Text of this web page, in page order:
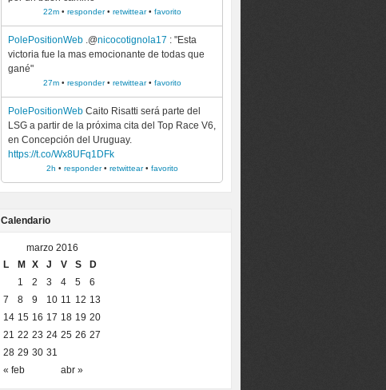
22m• responder• retwittear• favorito
PolePositionWeb .@nicocotignola17 : "Esta
victoria fue la mas emocionante de todas que
gané"
27m• responder• retwittear• favorito
PolePositionWeb Caito Risatti será parte del
LSG a partir de la próxima cita del Top Race V6,
en Concepción del Uruguay.
https://t.co/Wx8UFq1DFk
2h • responder• retwittear• favorito
Calendario
marzo 2016
L
M X J V S D
« feb abr »
1 2 3 4 5
6
7
8 9 10 11 12 13
14 15 16 17 18 19 20
21 22 23 24 25 26 27
28 29 30 31